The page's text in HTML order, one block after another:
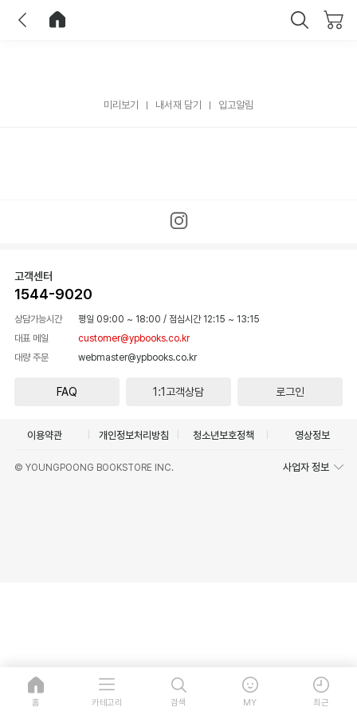
미리보기 내서재 담기 입고알림
고객센터
1544-9020
상담가능시간 평일 09:00 ~ 18:00 / 점심시간 12:15 ~ 13:15
대표 메일
customer@ypbooks.co.kr
대량 주문
webmaster@ypbooks.co.kr
FAQ 1:1고객상담 로그인
이용약관 개인정보처리방침 청소년보호정책 영상정보
© YOUNGPOONG BOOKSTORE INC. 사업자 정보
홈 카테고리 검색 MY 최근